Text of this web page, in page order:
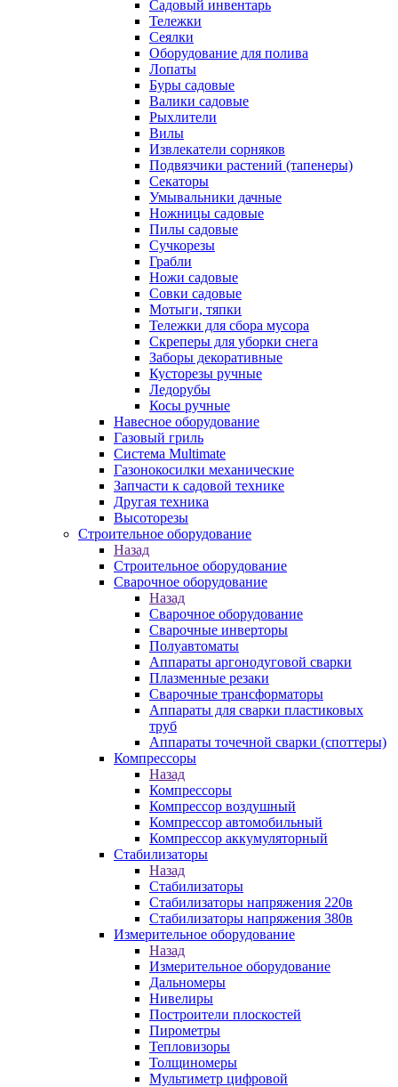
Садовый инвентарь
Тележки
Сеялки
Оборудование для полива
Лопаты
Буры садовые
Валики садовые
Рыхлители
Вилы
Извлекатели сорняков
Подвязчики растений (тапенеры)
Секаторы
Умывальники дачные
Ножницы садовые
Пилы садовые
Сучкорезы
Грабли
Ножи садовые
Совки садовые
Мотыги, тяпки
Тележки для сбора мусора
Скреперы для уборки снега
Заборы декоративные
Кусторезы ручные
Ледорубы
Косы ручные
Навесное оборудование
Газовый гриль
Система Multimate
Газонокосилки механические
Запчасти к садовой технике
Другая техника
Высоторезы
Строительное оборудование
Назад
Строительное оборудование
Сварочное оборудование
Назад
Сварочное оборудование
Сварочные инверторы
Полуавтоматы
Аппараты аргонодуговой сварки
Плазменные резаки
Сварочные трансформаторы
Аппараты для сварки пластиковых
труб
Аппараты точечной сварки (споттеры)
Компрессоры
Назад
Компрессоры
Компрессор воздушный
Компрессор автомобильный
Компрессор аккумуляторный
Стабилизаторы
Назад
Стабилизаторы
Стабилизаторы напряжения 220в
Стабилизаторы напряжения 380в
Измерительное оборудование
Назад
Измерительное оборудование
Дальномеры
Нивелиры
Построители плоскостей
Пирометры
Тепловизоры
Толщиномеры
Мультиметр цифровой